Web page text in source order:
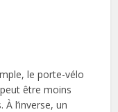
le porte-vélo
être moins
l’inverse, un